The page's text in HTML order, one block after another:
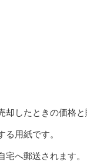
却したときの価格と
用紙です。
へ郵送されます。